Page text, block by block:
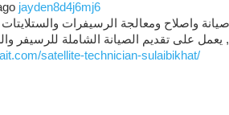
jayden8d4j6mj6
واصلاح ومعالجة الرسيفرات
على تقديم الصيانة الشاملة للرسيفر
satellite-technician-sulaibikhat/